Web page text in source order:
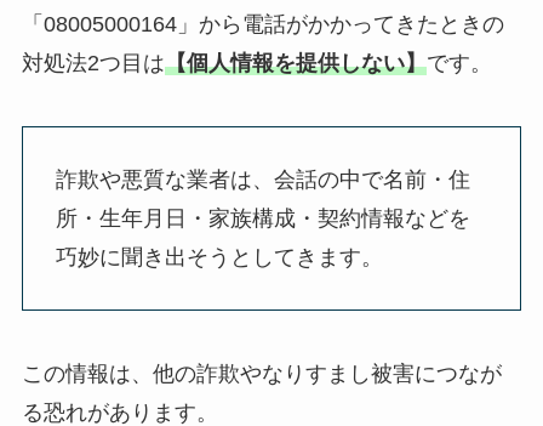
「08005000164」から電話がかかってきたときの
対処法2つ目は【個人情報を提供しない】です。
詐欺や悪質な業者は、会話の中で名前・住
所・生年月日・家族構成・契約情報などを
巧妙に聞き出そう としてきます。
この情報は、 他の詐欺やなりすまし被害につなが
る恐れがあります。